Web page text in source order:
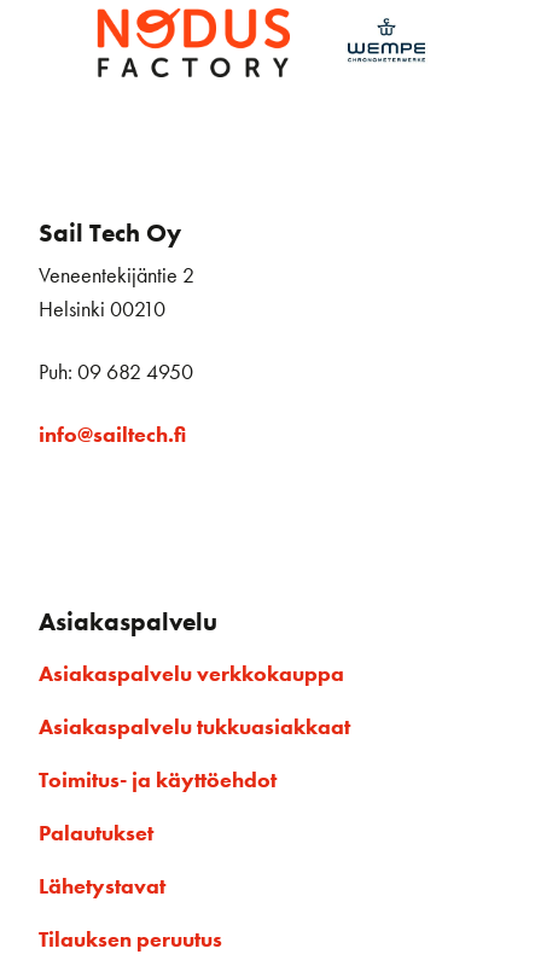
Sail Tech Oy
Veneentekijäntie 2
Helsinki 00210
Puh: 09 682 4950
info@sailtech.fi
Asiakaspalvelu
Asiakaspalvelu verkkokauppa
Asiakaspalvelu tukkuasiakkaat
Toimitus- ja käyttöehdot
Palautukset
Lähetystavat
Tilauksen peruutus